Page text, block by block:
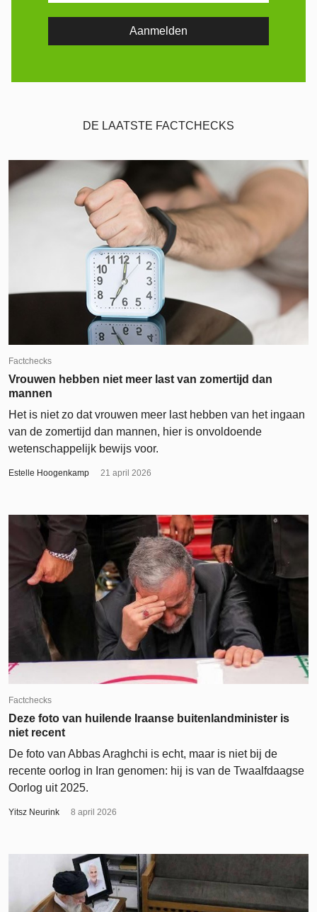
DE LAATSTE FACTCHECKS
Factchecks
Vrouwen hebben niet meer last van zomertijd dan
mannen
Het is niet zo dat vrouwen meer last hebben van het ingaan
van de zomertijd dan mannen, hier is onvoldoende
wetenschappelijk bewijs voor.
Estelle Hoogenkamp 21 april 2026
Factchecks
Deze foto van huilende Iraanse buitenlandminister is
niet recent
De foto van Abbas Araghchi is echt, maar is niet bij de
recente oorlog in Iran genomen: hij is van de Twaalfdaagse
Oorlog uit 2025.
Yitsz Neurink 8 april 2026